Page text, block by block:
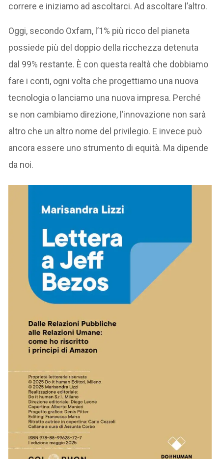
correre e iniziamo ad ascoltarci. Ad ascoltare l’altro.
Oggi, secondo Oxfam, l’1% più ricco del pianeta
possiede più del doppio della ricchezza detenuta
dal 99% restante. È con questa realtà che dobbiamo
fare i conti, ogni volta che progettiamo una nuova
tecnologia o lanciamo una nuova impresa. Perché
se non cambiamo direzione, l’innovazione non sarà
altro che un altro nome del privilegio. E invece può
ancora essere uno strumento di equità. Ma dipende
da noi.